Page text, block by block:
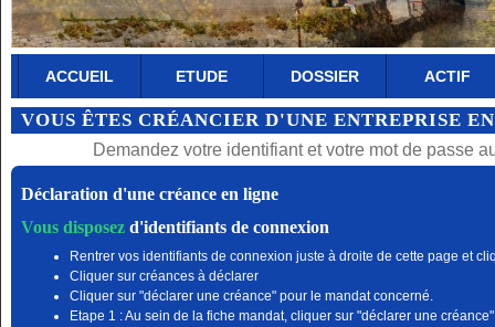
ACCUEIL ETUDE DOSSIER ACTIF
VOUS ÊTES CRÉANCIER D'UNE ENTREPRISE
Demandez votre identifiant et votre mot de passe
Déclaration d'une créance en ligne
Vous disposezd'identifiants de connexion
Rentrer vos identifiants de connexion juste à droite de cette page et
Cliquer sur créances à déclarer
Cliquer sur "déclarer une créance" pour le mandat concerné.
Etape 1 : Au sein de la fiche mandat, cliquer sur "déclarer une créance"